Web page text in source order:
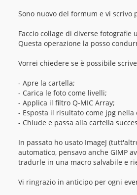
g
g
o
Sono nuovo del formum e vi scrivo
Faccio collage di diverse
Questa operazione la posso
Vorrei chiedere se è possibile
- Apre la cartella;
- Carica le foto come livelli;
- Applica il filtro Q-MIC Array;
- Esposta il risultato come jpg
- Chiude e passa alla cartella
In passato ho usato ImageJ
automatico, pensavo anche GIMP
tradurle in una macro salvabile e
Vi ringrazio in anticipo per ogni